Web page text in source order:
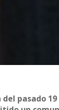
pasado